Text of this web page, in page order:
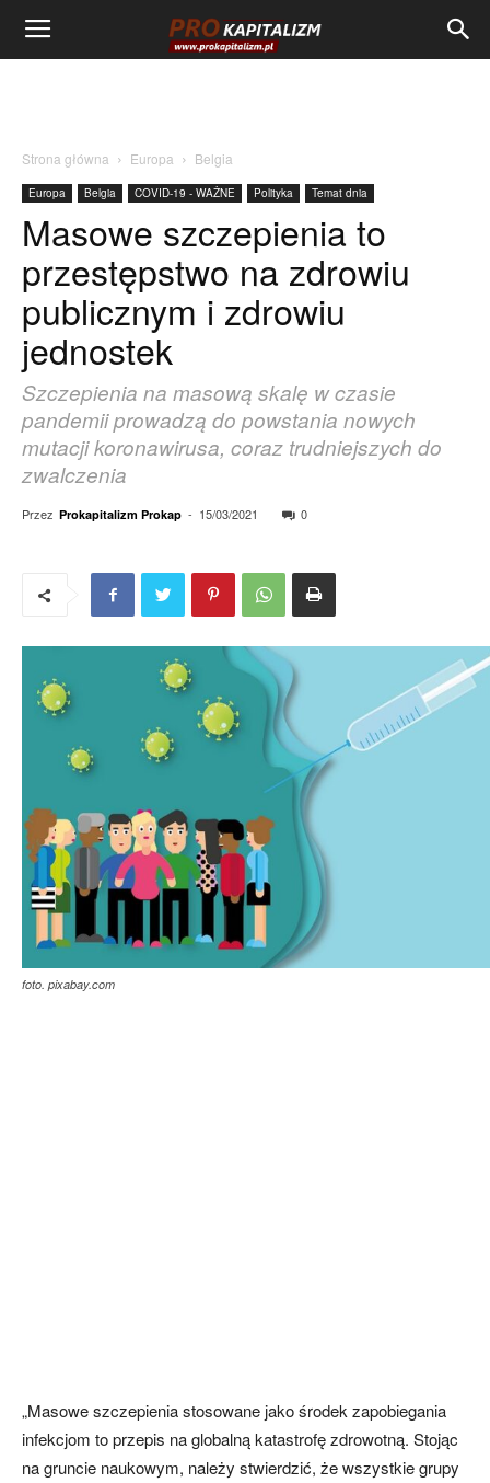
Strona główna Europa Belgia
Europa Belgia COVID-19 - WAŻNE Polityka Temat dnia
Masowe szczepienia to
przestępstwo na zdrowiu
publicznym i zdrowiu
jednostek
Szczepienia na masową skalę w czasie
pandemii prowadzą do powstania nowych
mutacji koronawirusa, coraz trudniejszych do
zwalczenia
Przez Prokapitalizm Prokap - 15/03/2021 0
foto. pixabay.com
„Masowe szczepienia stosowane jako środek zapobiegania
infekcjom to przepis na globalną katastrofę zdrowotną. Stojąc
na gruncie naukowym, należy stwierdzić, że wszystkie grupy